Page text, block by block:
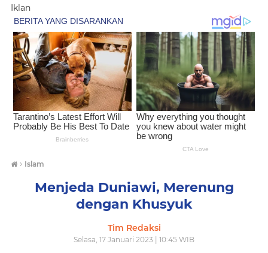
Iklan
› Islam
Menjeda Duniawi, Merenung
dengan Khusyuk
Tim Redaksi
Selasa, 17 Januari 2023 | 10:45 WIB